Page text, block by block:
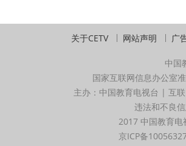
关于CETV 网站声明 广
中国
国家互联网信息办公室
主办：中国教育电视台 | 互
违法和不良
2017 中国教育
京ICP备